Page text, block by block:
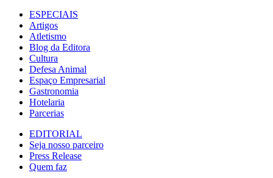
ESPECIAIS
Artigos
Atletismo
Blog da Editora
Cultura
Defesa Animal
Espaço Empresarial
Gastronomia
Hotelaria
Parcerias
EDITORIAL
Seja nosso parceiro
Press Release
Quem faz